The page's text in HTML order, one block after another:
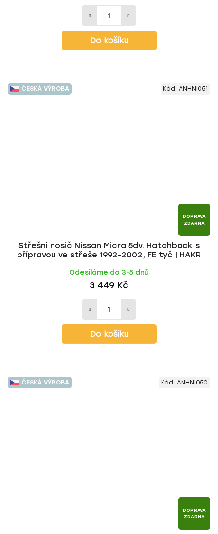
Do košíku
ČESKÁ VÝROBA
DOPRAVA
ZDARMA
Střešní nosič Nissan Micra 5dv. Hatchback s
přípravou ve střeše 1992-2002, FE tyč | HAKR
Odesíláme do 3-5 dnů
3 449 Kč
Do košíku
Kód: ANHNI051
ČESKÁ VÝROBA
DOPRAVA
ZDARMA
Kód: ANHNI050